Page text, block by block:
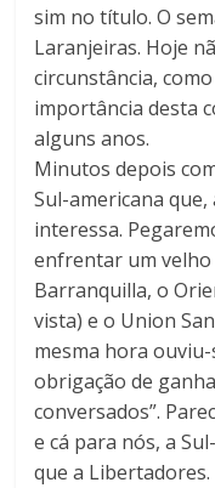
sim no título. O
Laranjeiras. Hoje
circunstância,
importância desta
alguns anos.
Minutos depois
Sul-americana
interessa.
enfrentar um velho
Barranquilla, o
vista) e o Union
mesma hora
obrigação de
conversados”.
e cá para nós, a
que a